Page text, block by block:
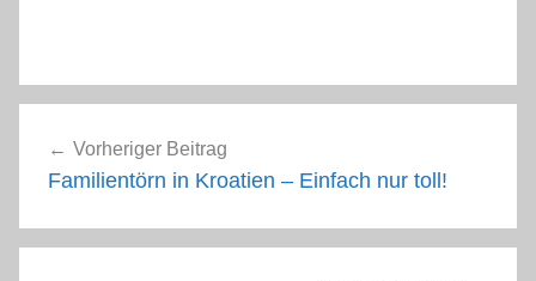
Vorheriger Beitrag
Familientörn in Kroatien – Einfach nur toll!